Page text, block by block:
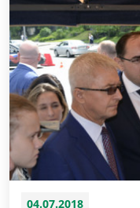
04.07.2018